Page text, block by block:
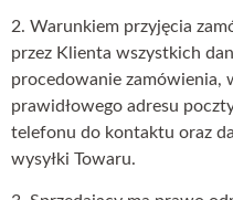
2. Warunkiem przyjęcia
przez Klienta wszystkich
procedowanie zamówienia,
prawidłowego adresu
telefonu do kontaktu oraz
wysyłki Towaru.